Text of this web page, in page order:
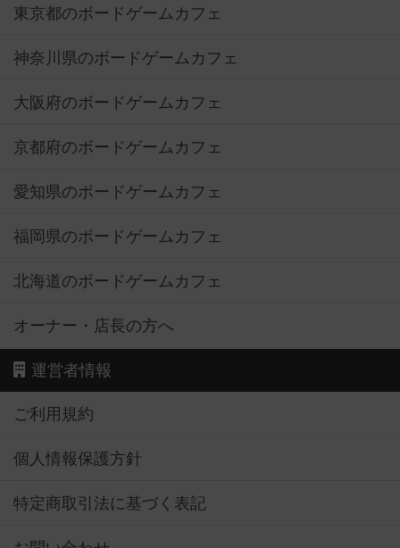
東京都のボードゲームカフェ
神奈川県のボードゲームカフェ
大阪府のボードゲームカフェ
京都府のボードゲームカフェ
愛知県のボードゲームカフェ
福岡県のボードゲームカフェ
北海道のボードゲームカフェ
オーナー・店長の方へ
運営者情報
ご利用規約
個人情報保護方針
特定商取引法に基づく表記